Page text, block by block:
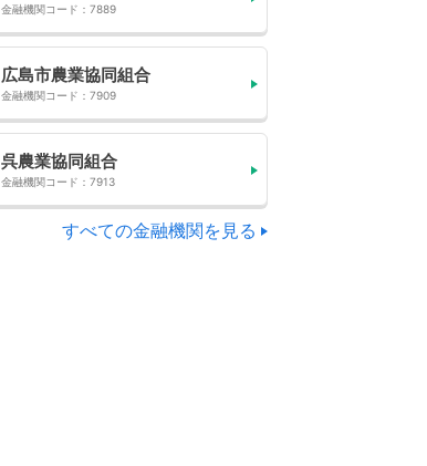
金融機関コード：7889
広島市農業協同組合
金融機関コード：7909
呉農業協同組合
金融機関コード：7913
すべての金融機関を見る